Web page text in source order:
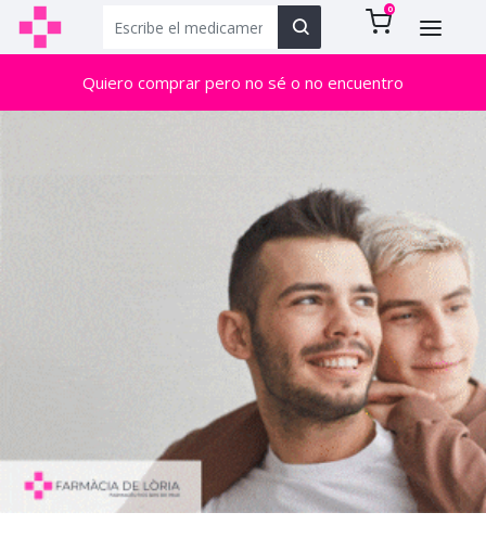
0
Quiero comprar pero no sé o no encuentro